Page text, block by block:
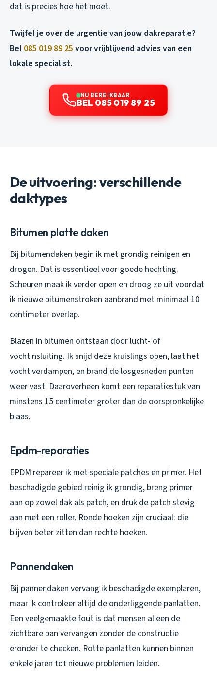
dat is precies hoe het moet.
Twijfel je over de urgentie van jouw dakreparatie?
Bel 085 019 89 25 voor vrijblijvend advies van een
lokale specialist.
NU BEREIKBAAR
BEL 085 019 89 25
De uitvoering: verschillende
daktypes
Bitumen platte daken
Bij bitumendaken begin ik met grondig reinigen en
drogen. Dat is essentieel voor goede hechting.
Scheuren maak ik verder open en droog ze uit voordat
ik nieuwe bitumenstroken aanbrand met minimaal 10
centimeter overlap.
Blazen in bitumen ontstaan door lucht- of
vochtinsluiting. Ik snijd deze kruislings open, laat het
vocht verdampen, en brand de losgesneden punten
weer vast. Daaroverheen komt een reparatiestuk van
minstens 15 centimeter groter dan de oorspronkelijke
blaas.
Epdm-reparaties
EPDM repareer ik met speciale patches en primer. Het
beschadigde gebied reinig ik grondig, breng primer
aan op zowel dak als patch, en druk de patch stevig
aan met een roller. Ronde hoeken zijn cruciaal: die
blijven beter zitten dan rechte hoeken.
Pannendaken
Bij pannendaken vervang ik beschadigde exemplaren,
maar ik controleer altijd de onderliggende panlatten.
Een veelgemaakte fout is dat mensen alleen de
zichtbare pan vervangen zonder de constructie
eronder te checken. Rotte panlatten kunnen binnen
enkele jaren tot nieuwe problemen leiden.